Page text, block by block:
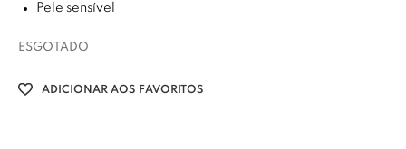
Pele sensível
ESGOTADO
ADICIONAR AOS FAVORITOS